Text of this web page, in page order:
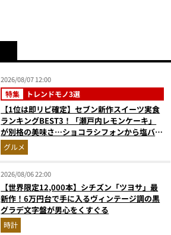
2026/08/07 12:00
特集 トレンドモノ3選
【1位は即リピ確定】セブン新作スイーツ実食
ランキングBEST3！「瀬戸内レモンケーキ」
が別格の美味さ…ショコラシフォンから塩バニ
ラプリンまで本気レビュー
グルメ
2026/08/06 22:00
【世界限定12,000本】シチズン「ツヨサ」最
新作！6万円台で手に入るヴィンテージ調の黒
グラデ文字盤が男心をくすぐる
時計